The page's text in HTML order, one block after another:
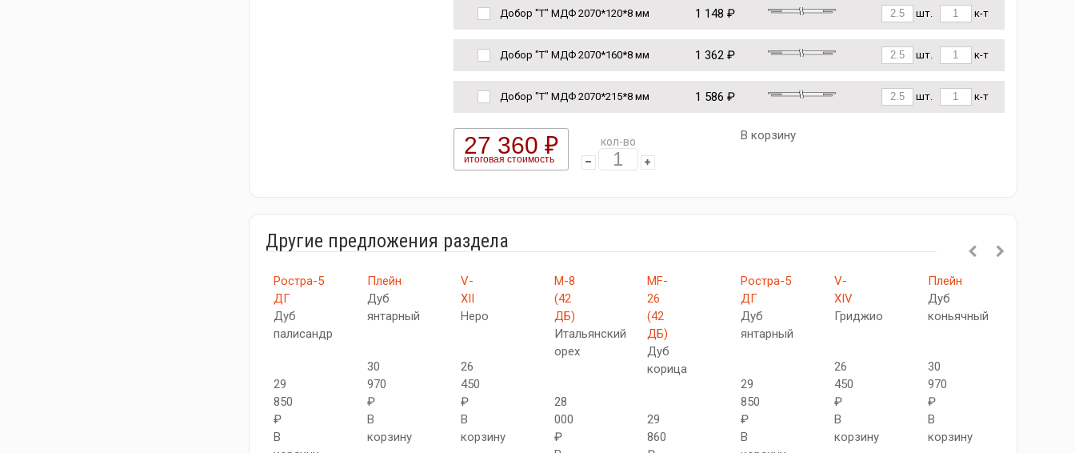
Добор "Т" МДФ 2070*120*8 мм 1 148 ₽ шт. к-т
Добор "Т" МДФ 2070*160*8 мм 1 362 ₽ шт. к-т
Добор "Т" МДФ 2070*215*8 мм 1 586 ₽ шт. к-т
27 360 ₽
итоговая стоимость
кол-во В корзину
Другие предложения раздела
Ростра-5
ДГ
Дуб
палисандр
29
850
₽
В
Плейн
Дуб
янтарный
30
970
₽
В
корзину
V-
XII
Неро
26
450
₽
В
корзину
М-8
(42
ДБ)
Итальянский
орех
28
000
₽
MF-
26
(42
ДБ)
Дуб
корица
29
860
Ростра-5
ДГ
Дуб
янтарный
29
850
₽
В
V-
XIV
Гриджио
26
450
₽
В
корзину
Плейн
Дуб
коньячный
30
970
₽
В
корзину